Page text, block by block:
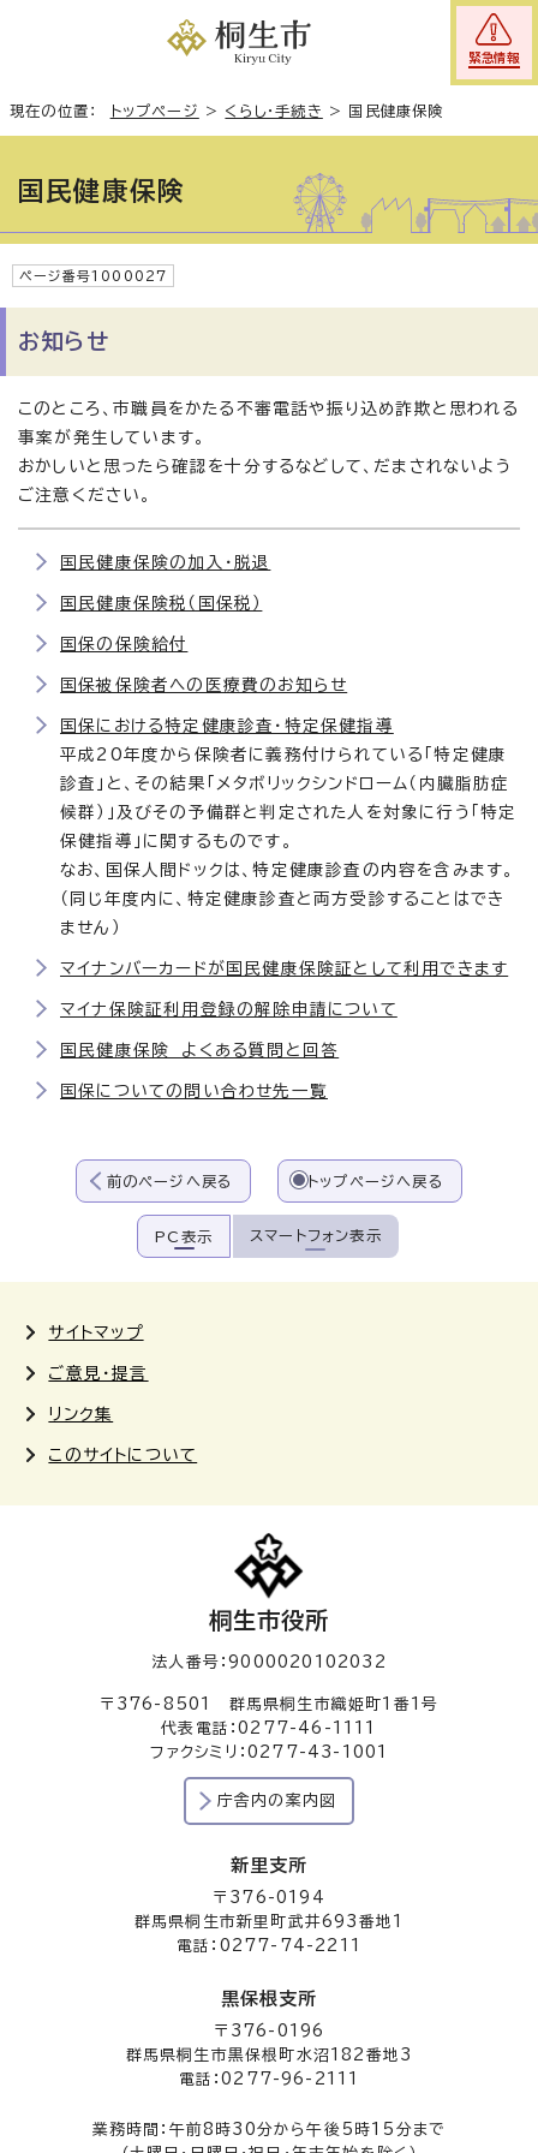
緊急情報
現在の位置： トップページ > くらし・手続き > 国民健康保険
国民健康保険
ページ番号1000027
お知らせ
このところ、市職員をかたる不審電話や振り込め詐欺と思われる
事案が発生しています。
おかしいと思ったら確認を十分するなどして、だまされないよう
ご注意ください。
国民健康保険の加入・脱退
国民健康保険税（国保税）
国保の保険給付
国保被保険者への医療費のお知らせ
国保における特定健康診査・特定保健指導
平成20年度から保険者に義務付けられている「特定健康
診査」と、その結果「メタボリックシンドローム（内臓脂肪症
候群）」及びその予備群と判定された人を対象に行う「特定
保健指導」に関するものです。
なお、国保人間ドックは、特定健康診査の内容を含みます。
（同じ年度内に、特定健康診査と両方受診することはでき
ません）
マイナンバーカードが国民健康保険証として利用できます
マイナ保険証利用登録の解除申請について
国民健康保険 よくある質問と回答
国保についての問い合わせ先一覧
前のページへ戻る トップページへ戻る
PC表示 スマートフォン表示
サイトマップ
ご意見・提言
リンク集
このサイトについて
桐生市役所
法人番号：9000020102032
〒376-8501 群馬県桐生市織姫町1番1号
代表電話：0277-46-1111
ファクシミリ：0277-43-1001
庁舎内の案内図
新里支所
〒376-0194
群馬県桐生市新里町武井693番地1
電話：0277-74-2211
黒保根支所
〒376-0196
群馬県桐生市黒保根町水沼182番地3
電話：0277-96-2111
業務時間：午前8時30分から午後5時15分まで